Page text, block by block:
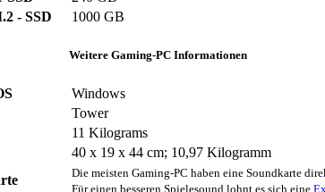
- SSD
1000 GB
Weitere Gaming-PC Informationen
Windows
‎Tower
‎11 Kilograms
‎40 x 19 x 44 cm; 10,97 Kilogramm
Die meisten Gaming-PC haben eine Soundkarte
Für einen besseren Spielesound lohnt es sich eine